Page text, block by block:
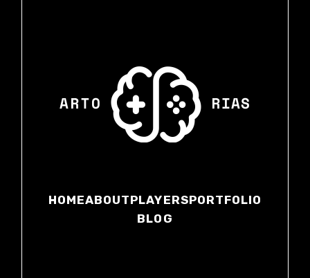
HOMEABOUTPLAYERSPORTFOLIO
BLOG